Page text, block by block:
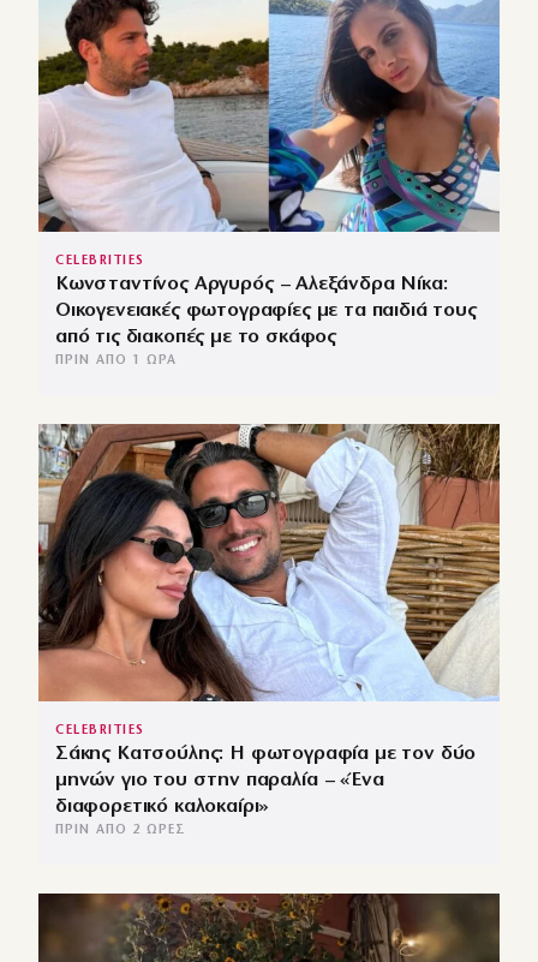
CELEBRITIES
Κωνσταντίνος Αργυρός – Αλεξάνδρα Νίκα:
Οικογενειακές φωτογραφίες με τα παιδιά τους
από τις διακοπές με το σκάφος
ΠΡΙΝ ΑΠΌ 1 ΏΡΑ
CELEBRITIES
Σάκης Κατσούλης: Η φωτογραφία με τον δύο
μηνών γιο του στην παραλία – «Ένα
διαφορετικό καλοκαίρι»
ΠΡΙΝ ΑΠΌ 2 ΏΡΕΣ